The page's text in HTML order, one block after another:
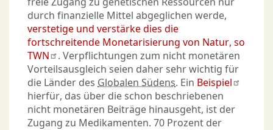
durch finanzielle Mittel abgeglichen werde,
verstetige und verstärke dies die
fortschreitende Monetarisierung von Natur, so
TWN
. Verpflichtungen zum nicht monetären
Vorteilsausgleich seien daher sehr wichtig für
die Länder des Globalen Südens. Ein Beispiel
hierfür, das über die schon beschriebenen
nicht monetären Beiträge hinausgeht, ist der
Zugang zu Medikamenten. 70 Prozent der